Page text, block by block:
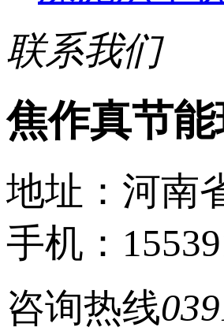
联系我们
焦作真节
地址：河南
手机：
咨询热线